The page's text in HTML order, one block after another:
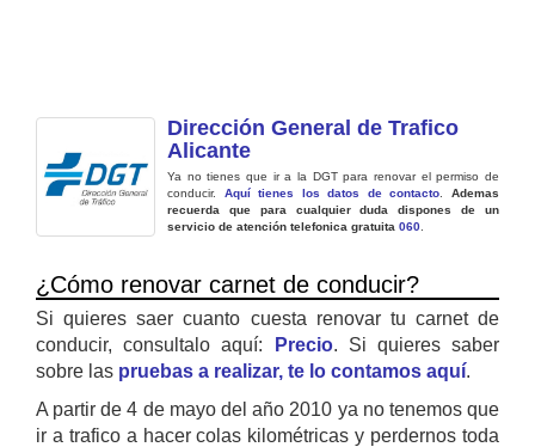
Dirección General de Trafico
Alicante
Ya no tienes que ir a la DGT para renovar el permiso de
conducir. Aquí tienes los datos de contacto .Ademas
recuerda que para cualquier duda dispones de un
servicio de atención telefonica gratuita 060
¿Cómo renovar carnet de conducir?
Si quieres saer cuanto cuesta renovar tu carnet de
conducir, consultalo aquí:
Precio. Si quieres saber
sobre las pruebas a realizar, te lo contamos aquí.
A partir de 4 de mayo del año 2010 ya no tenemos que
ir a trafico a hacer colas kilométricas y perdernos toda